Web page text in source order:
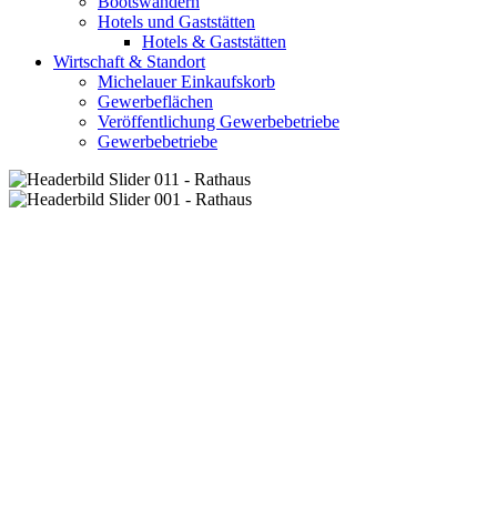
Hotels und Gaststätten
Hotels & Gaststätten
Wirtschaft & Standort
Michelauer Einkaufskorb
Gewerbeflächen
Veröffentlichung Gewerbebetriebe
Gewerbebetriebe